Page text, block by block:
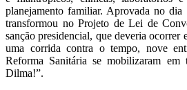
planejamento familiar. Aprovada no
transformou no Projeto de Lei de
sanção presidencial, que deveria
uma corrida contra o tempo, nove
Reforma Sanitária se mobilizaram em
Dilma!”.